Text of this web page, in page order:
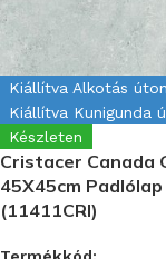
Kiállítva Alkotás úton
Kiállítva Kunigunda
Készleten
Cristacer Canada
45X45cm Padlólap
(11411CRI)